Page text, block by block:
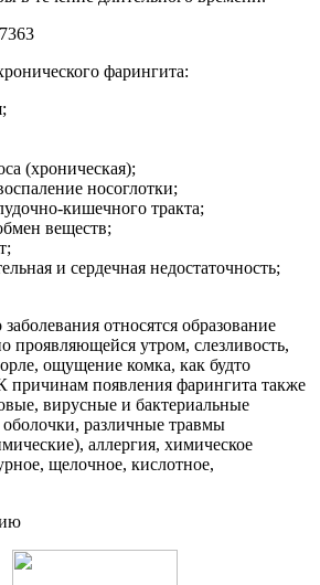
фарингита:
(хроническая);
носоглотки;
кишечного тракта;
веществ;
и сердечная недостаточность;
относятся образование
проявляющейся утром, слезливость,
ощущение комка, как будто
причинам появления фарингита также
вирусные и бактериальные
различные травмы
аллергия, химическое
щелочное, кислотное,